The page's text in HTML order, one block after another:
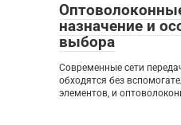
назначение и
выбора
Современные сети
обходятся без
элементов, и